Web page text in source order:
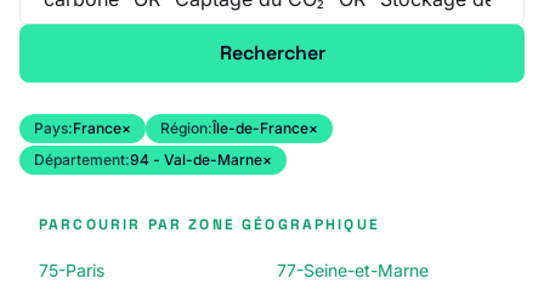
Rechercher
Pays:France× Région:Île-de-France×
Département:94 - Val-de-Marne×
PARCOURIR PAR ZONE GÉOGRAPHIQUE
75-Paris
77-Seine-et-Marne